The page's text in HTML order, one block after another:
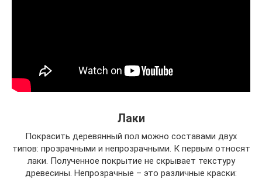
Лаки
Покрасить деревянный пол можно составами двух
типов: прозрачными и непрозрачными. К первым относят
лаки. Полученное покрытие не скрывает текстуру
древесины. Непрозрачные – это различные краски: